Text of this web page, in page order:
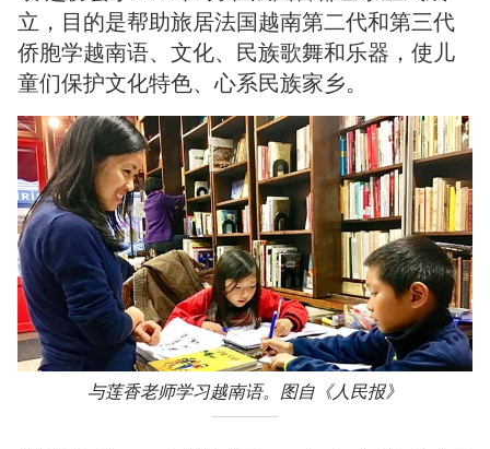
立，目的是帮助旅居法国越南第二代和第三代
侨胞学越南语、文化、民族歌舞和乐器，使儿
童们保护文化特色、心系民族家乡。
与莲香老师学习越南语。图自《人民报》